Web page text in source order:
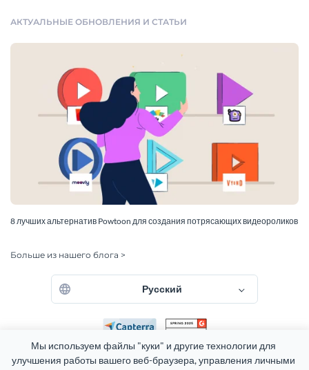
Мы используем файлы "куки" и другие технологии для
улучшения работы вашего веб-браузера, управления личными
АКТУАЛЬНЫЕ ОБНОВЛЕНИЯ И СТАТЬИ
8 лучших альтернатив Powtoon для создания потрясающих видеороликов
Больше из нашего блога >
Русский